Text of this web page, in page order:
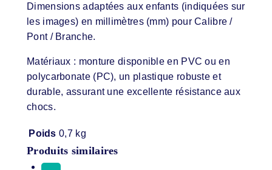
Dimensions adaptées aux enfants (indiquées sur
les images) en millimètres (mm) pour Calibre /
Pont / Branche.
Matériaux : monture disponible en PVC ou en
polycarbonate (PC), un plastique robuste et
durable, assurant une excellente résistance aux
chocs.
Poids 0,7 kg
Produits similaires